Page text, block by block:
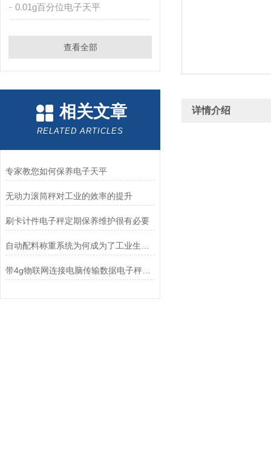
0.01g百分位电子天平
查看全部
相关文章
RELATED ARTICLES
专家教您如何保养电子天平
无动力滚筒秤对工业的效率的提升
刷卡计件电子秤定期保养维护很有必要
带4g物联网连接电脑传输数据电子秤有哪些
详情介绍